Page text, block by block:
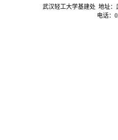
武汉轻工大学基建处 地址：
电话：